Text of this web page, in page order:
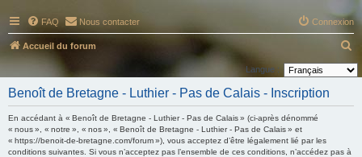
FAQ Nous contacter Connexion
Accueil du forum
e
Langue :
Benoît de Bretagne - Luthier - Pas de Calais - Inscription
En accédant à « Benoît de Bretagne - Luthier - Pas de Calais » (ci-après dénommé
« nous », « notre », « nos », « Benoît de Bretagne - Luthier - Pas de Calais » et
« https://benoit-de-bretagne.com/forum »), vous acceptez d’être légalement lié par les
conditions suivantes. Si vous n’acceptez pas l’ensemble de ces conditions, n’accédez pas à